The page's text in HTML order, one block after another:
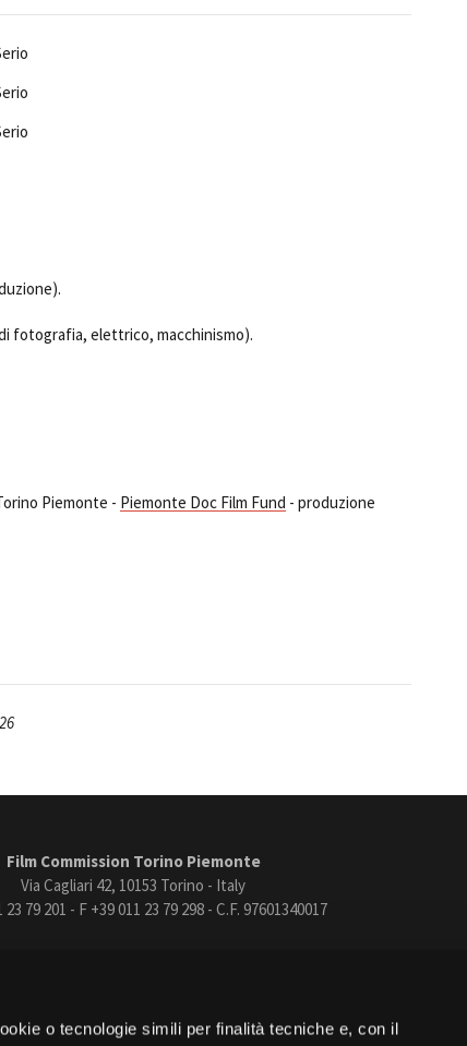
o tecnologie simili per finalità tecniche e, con il
fotografia, elettrico, macchinismo).
Piemonte - Piemonte Doc Film Fund - produzione
Film Commission Torino Piemonte
Via Cagliari 42, 10153 Torino - Italy
23 79 201 - F +39 011 23 79 298 - C.F. 97601340017
Vimeo